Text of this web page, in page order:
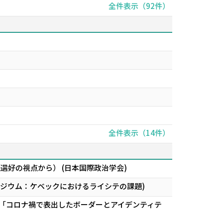
全件表示（92件）
全件表示（14件）
好の視点から） (日本国際政治学会)
ウム：ケベックにおけるライシテの課題)
ロナ禍で表出したボーダーとアイデンティテ